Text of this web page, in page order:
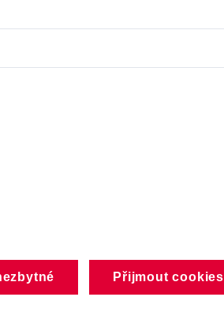
Přijmout cookies